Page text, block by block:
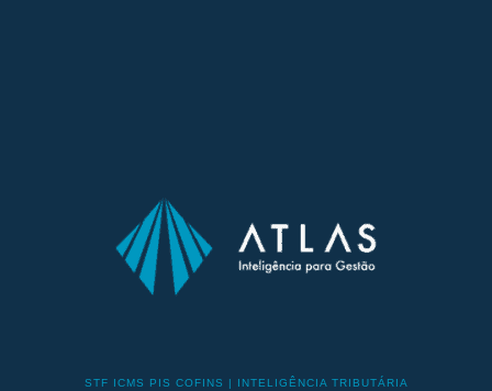
STF ICMS PIS COFINS | INTELIGÊNCIA TRIBUTÁRIA